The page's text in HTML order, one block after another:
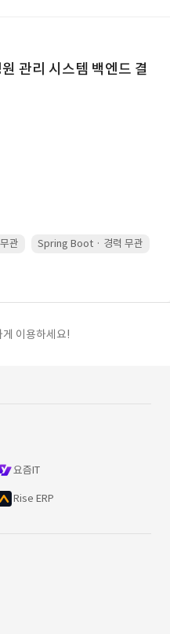
관리 시스템 백엔드 결
관 Spring Boot · 경력 무관
게 이용하세요!
요즘IT
Rise ERP